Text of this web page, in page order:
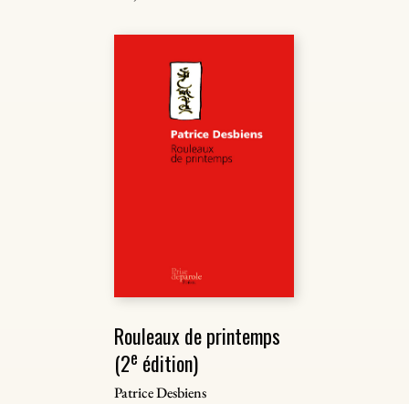
Rouleaux de printemps
(2e édition)
Patrice Desbiens